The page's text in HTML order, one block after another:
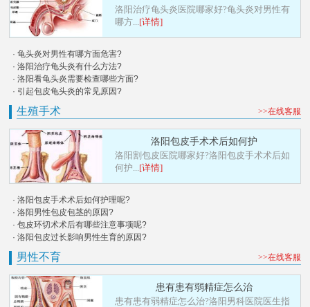
洛阳治疗龟头炎医院哪家好?龟头炎对男性有
哪方... [详情]
· 龟头炎对男性有哪方面危害?
· 洛阳治疗龟头炎有什么方法?
· 洛阳看龟头炎需要检查哪些方面?
· 引起包皮龟头炎的常见原因?
生殖手术 >>在线客服
洛阳包皮手术术后如何护
洛阳割包皮医院哪家好?洛阳包皮手术术后如
何护... [详情]
· 洛阳包皮手术术后如何护理呢?
· 洛阳男性包皮包茎的原因?
· 包皮环切术术后有哪些注意事项呢?
· 洛阳包皮过长影响男性生育的原因?
男性不育 >>在线客服
患有患有弱精症怎么治
患有患有弱精症怎么治?洛阳男科医院医生指